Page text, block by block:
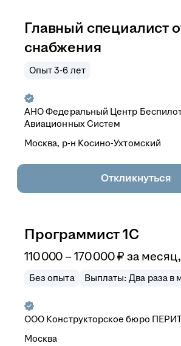
Главный специалист
снабжения
Опыт 3-6 лет
АНО Федеральный Центр
Авиационных Систем
Москва, р-н Косино-Ухтомский
Откликнуться
Программист 1С
110 000 –170 000₽ за месяц,
Без опыта Выплаты: Два раза в
ООО Конструкторское бюро
Москва